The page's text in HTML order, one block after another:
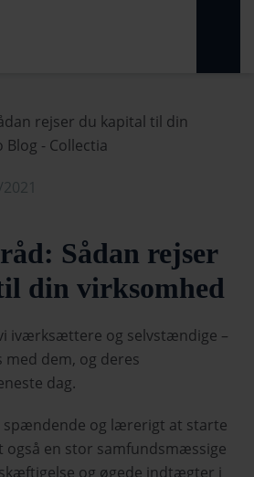
Sådan rejser
din virksomhed
iværksættere og selvstændige –
dem, og deres
dag.
spændende og lærerigt at starte
en stor samfundsmæssige
og øgede indtægter i